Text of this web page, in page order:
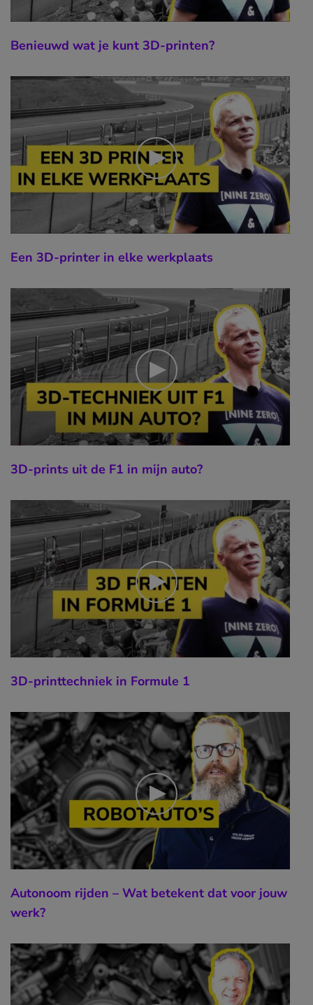
Benieuwd wat je kunt 3D-printen?
Een 3D-printer in elke werkplaats
3D-prints uit de F1 in mijn auto?
3D-printtechniek in Formule 1
Autonoom rijden – Wat betekent dat voor jouw
werk?